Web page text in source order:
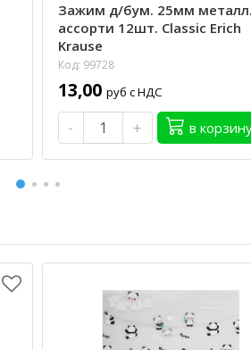
Зажим д/бум. 25мм металл.
ассорти 12шт. Classic Erich
Krause
Код: 99728
13,00 руб с НДС
- + в